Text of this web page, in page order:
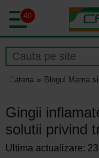
40
Catena Blogul Mama si
Gingii
solutii privind
Ultima actualizare: